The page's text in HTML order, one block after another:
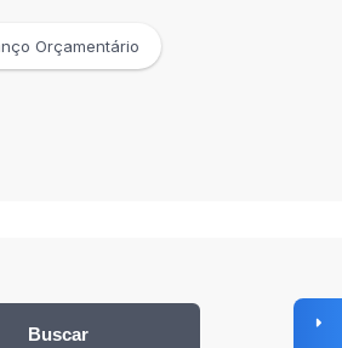
Orçamentário
Buscar